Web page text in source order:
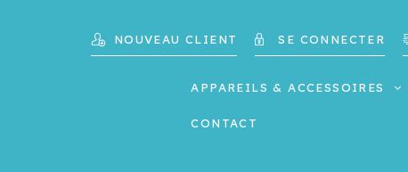
NOUVEAU CLIENT SE CONNECTER
APPAREILS & ACCESSOIRES
CONTACT